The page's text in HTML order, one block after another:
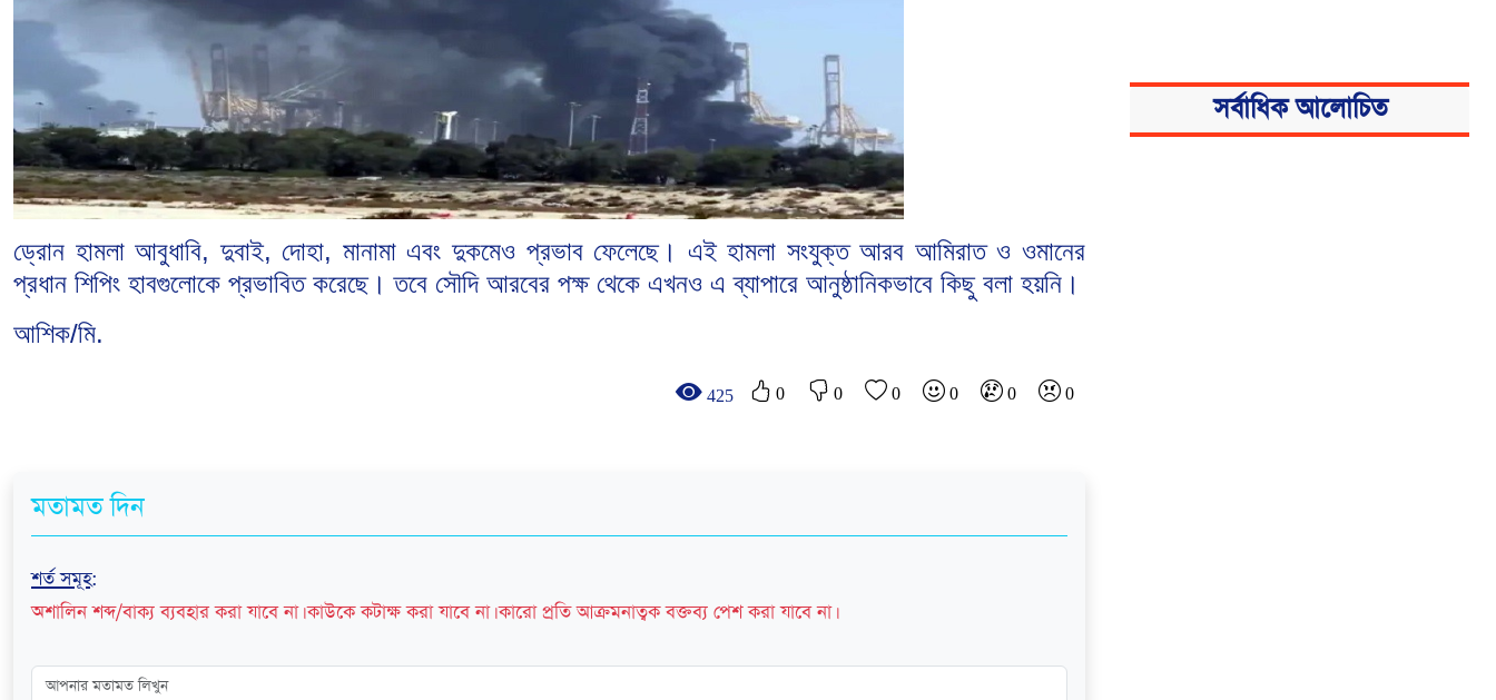
ড্রোন হামলা আবুধাবি, দুবাই, দোহা, মানামা এবং দুকমেও প্রভাব ফেলেছে। এই হামলা সংযুক্ত আরব আমিরাত ও ওমানের
প্রধান শিপিং হাবগুলোকে প্রভাবিত করেছে। তবে সৌদি আরবের পক্ষ থেকে এখনও এ ব্যাপারে আনুষ্ঠানিকভাবে কিছু বলা হয়নি।
আশিক/মি.
425 0 0 0 0 0 0
মতামত দিন
শর্ত সমূহ:
অশালিন শব্দ/বাক্য ব্যবহার করা যাবে না। কাউকে কটাক্ষ করা যাবে না। কারো প্রতি আক্রমনাত্বক বক্তব্য পেশ করা যাবে না।
সর্বাধিক আলোচিত